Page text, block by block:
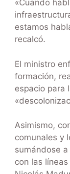
«Cuando
estamos
recalcó.
El ministro
formación,
espacio para
Asimismo,
comunales y
sumándose
con las